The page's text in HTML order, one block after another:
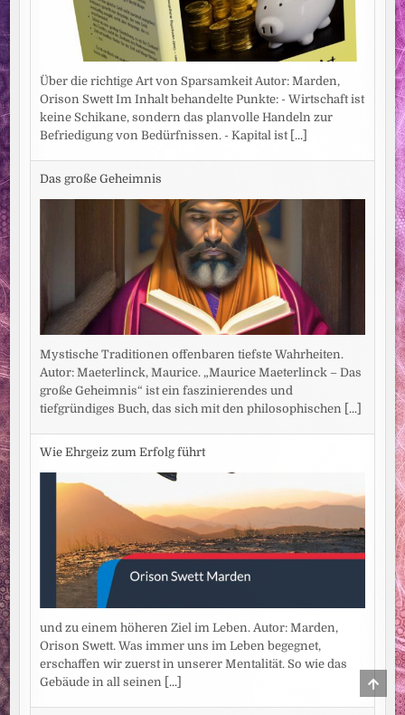
Über die richtige Art von Sparsamkeit Autor: Marden,
Orison Swett Im Inhalt behandelte Punkte: - Wirtschaft ist
keine Schikane, sondern das planvolle Handeln zur
Befriedigung von Bedürfnissen. - Kapital ist [...]
Das große Geheimnis
Mystische Traditionen offenbaren tiefste Wahrheiten.
Autor: Maeterlinck, Maurice. „Maurice Maeterlinck – Das
große Geheimnis“ ist ein faszinierendes und
tiefgründiges Buch, das sich mit den philosophischen [...]
Wie Ehrgeiz zum Erfolg führt
und zu einem höheren Ziel im Leben. Autor: Marden,
Orison Swett. Was immer uns im Leben begegnet,
erschaffen wir zuerst in unserer Mentalität. So wie das
Gebäude in all seinen [...]
TO
TOP